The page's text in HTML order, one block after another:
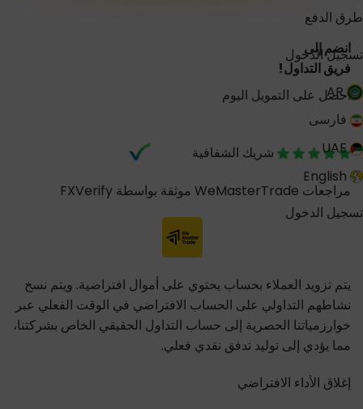
طرق الدفع
تسجيل الدخول
AR
فارسی
UAE
تسجيل الدخول
انضم إلى
فريق التداول!
احصل على التمويل اليوم
شريك الشفافية
مراجعات WeMasterTrade موثقة بواسطة FXVerify
يتم تزويد العملاء بحساب يحتوي على أموال افتراضية. ويتم نسخ
نشاطهم التداولي على الحساب الافتراضي في الوقت الفعلي عبر
خوارزمياتنا الحصرية إلى حساب التداول الحقيقي الخاص بشركتنا،
مما يؤدي إلى توليد تدفق نقدي فعلي.
إغلاق الأداء الافتراضي